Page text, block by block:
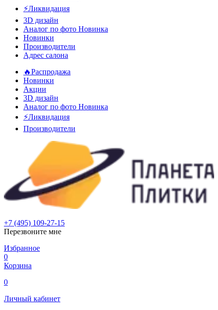
⚡️Ликвидация
3D дизайн
Аналог по фото Новинка
Новинки
Производители
Адрес салона
🔥Распродажа
Новинки
Акции
3D дизайн
Аналог по фото Новинка
⚡Ликвидация
Производители
+7 (495) 109-27-15
Перезвоните мне
Избранное
0
Корзина
0
Личный кабинет